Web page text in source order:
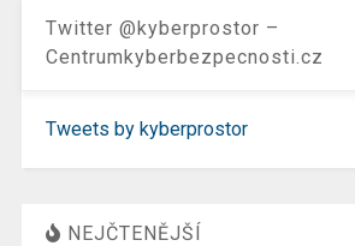
Twitter @kyberprostor –
Centrumkyberbezpecnosti.cz
Tweets by kyberprostor
NEJČTENĚJŠÍ